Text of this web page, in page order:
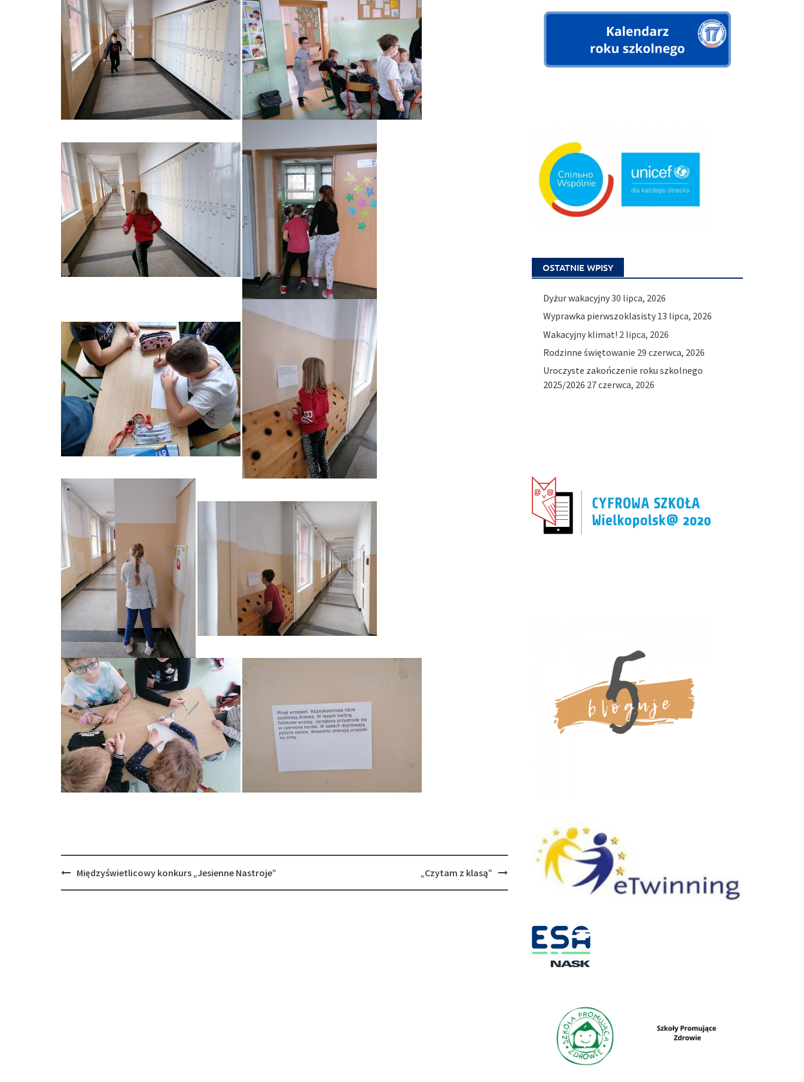
PostMiędzyświetlicowy konkurs „Jesienne Nastroje” „Czytam z klasą”
OSTATNIE WPISY
Dyżur wakacyjny30 lipca, 2026
Wyprawka pierwszoklasisty 13 lipca, 2026
Wakacyjny klimat! 2 lipca, 2026
Rodzinne świętowanie 29 czerwca, 2026
Uroczyste zakończenie roku szkolnego
2025/2026 27 czerwca, 2026